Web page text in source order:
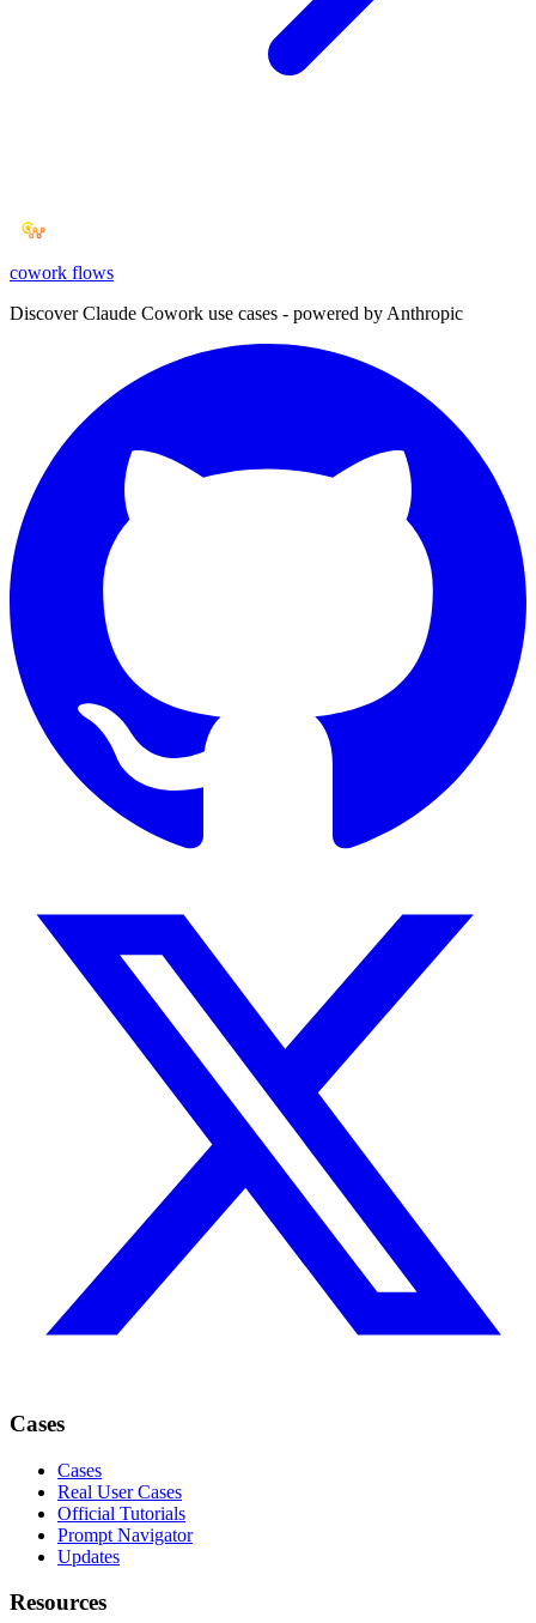
cowork flows
Discover Claude Cowork use cases - powered by Anthropic
Cases
Cases
Real User Cases
Official Tutorials
Prompt Navigator
Updates
Resources